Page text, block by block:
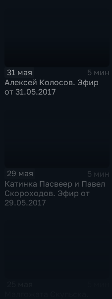
31 мая
5 мин
Алексей Колосов. Эфир
от 31.05.2017
29 мая
5 мин
Катинка Пасвеер и Павел
Скороходов. Эфир от
29.05.2017